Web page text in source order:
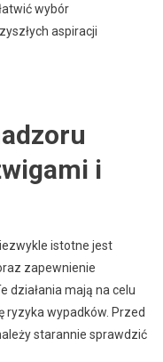
wybór
aspiracji
i
istotne jest
zapewnienie
działania mają na celu
ryzyka wypadków. Przed
starannie sprawdzić